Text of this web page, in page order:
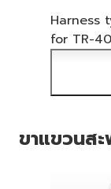
Harness
for TR-
446-
ขาแขวนส